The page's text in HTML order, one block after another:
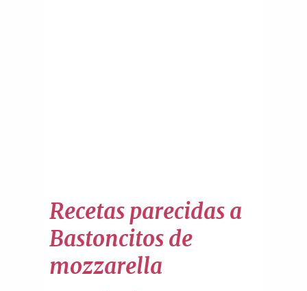
Recetas parecidas a
Bastoncitos de
mozzarella